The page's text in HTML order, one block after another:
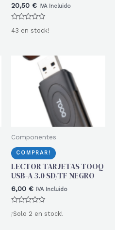
20,50 € IVA Incluido
con
43 en stock!
Componentes
COMPRAR!
LECTOR TARJETAS TOOQ
USB-A 3.0 SD/TF NEGRO
6,00 € IVA Incluido
Valorado
con
¡Solo 2 en stock!